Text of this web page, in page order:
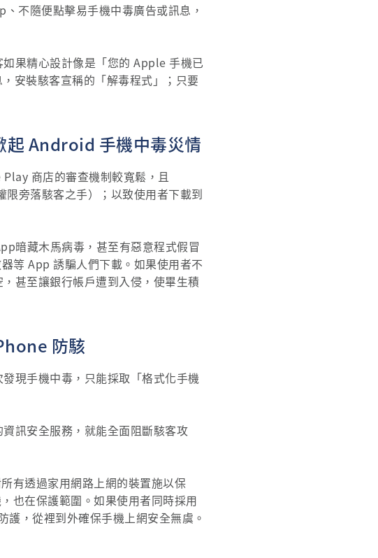
不隨便點擊易手機中毒廣告或訊息，
果精心設計像是「您的 Apple 手機已
安裝駭客宣稱的「解毒程式」；只要
起 Android 手機中毒災情
商店的審查機制較寬鬆，且
旁落駭客之手）；以致使用者下載到
暗藏木馬病毒，甚至有惡意程式假冒
等 App 誘騙人們下載。如果使用者不
甚至讓銀行帳戶遭到入侵，使畢生積
防駭
現手機中毒，只能採取「格式化手機
訊安全服務，就能全面阻斷駭客攻
有透過家用網路上網的裝置施以保
也在保護範圍。如果使用者同時採用
護，從裡到外確保手機上網安全無虞。